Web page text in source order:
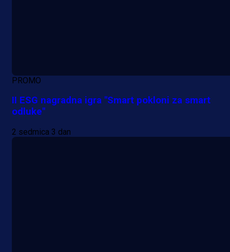
PROMO
II ESG nagradna igra "Smart pokloni za smart
odluke"
2 sedmica 3 dan